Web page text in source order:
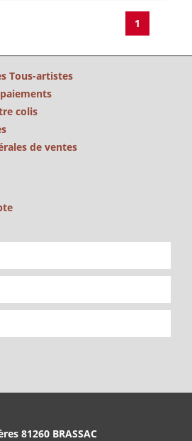
1
Tous-artistes
colis
de ventes
81260 BRASSAC